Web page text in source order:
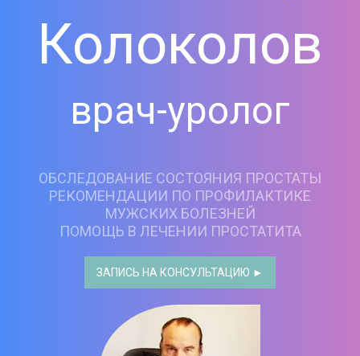
Колоколов
врач-уролог
ОБСЛЕДОВАНИЕ СОСТОЯНИЯ ПРОСТАТЫ
РЕКОМЕНДАЦИИ ПО ПРОФИЛАКТИКЕ
МУЖСКИХ БОЛЕЗНЕЙ
ПОМОЩЬ В ЛЕЧЕНИИ ПРОСТАТИТА
ЗАПИСЬ НА КОНСУЛЬТАЦИЮ ►